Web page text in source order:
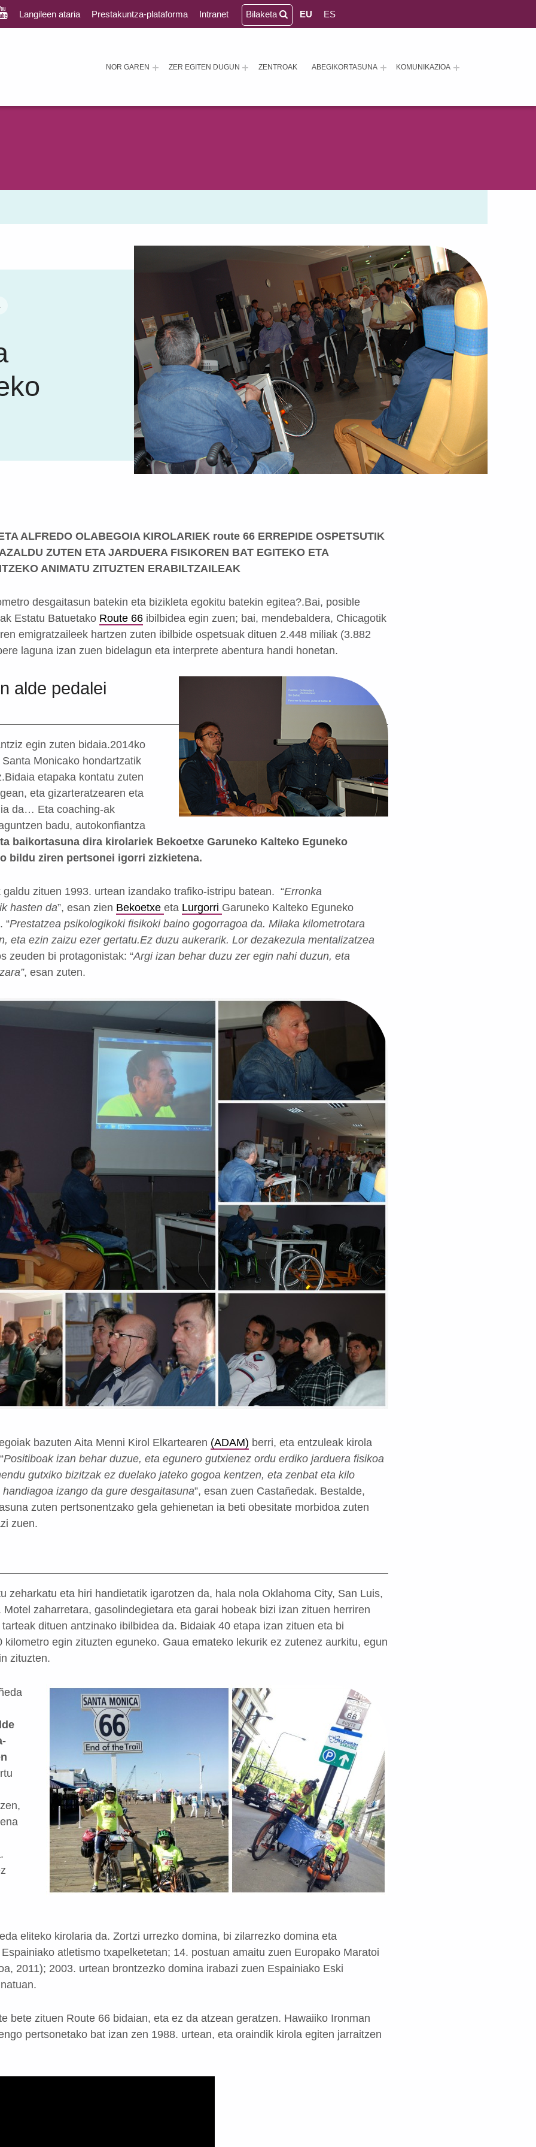
NOR GAREN ZER EGITEN DUGUN ZENTROAK ABEGIKORTASUNA KOMUNIKAZIOA
Langileen ataria Prestakuntza-plataforma Intranet Bilaketa EU ES
ALFREDO OLABEGOIA KIROLARIEK route 66 ERREPIDE OSPETSUTIK
ZUTEN ETA JARDUERA FISIKOREN BAT EGITEKO ETA
ANIMATU ZITUZTEN ERABILTZAILEAK
desgaitasun batekin eta bizikleta egokitu batekin egitea?.Bai, posible
Estatu Batuetako Route 66 ibilbidea egin zuen; bai, mendebaldera, Chicagotik
emigratzaileek hartzen zuten ibilbide ospetsuak dituen 2.448 miliak (3.882
laguna izan zuen bidelagun eta interprete abentura handi honetan.
alde pedalei
egin zuten bidaia.2014ko
Monicako hondartzatik
etapaka kontatu zuten
eta gizarteratzearen eta
da… Eta coaching-ak
badu, autokonfiantza
baikortasuna dira kirolariek Bekoetxe Garuneko Kalteko Eguneko
bildu ziren pertsonei igorri zizkietena.
zituen 1993. urtean izandako trafiko-istripu batean. “Erronka
hasten da”, esan zien Bekoetxe eta Lurgorri Garuneko Kalteko Eguneko
“Prestatzea psikologikoki fisikoki baino gogorragoa da. Milaka kilometrotara
eta ezin zaizu ezer gertatu.Ez duzu aukerarik. Lor dezakezula mentalizatzea
zeuden bi protagonistak: “Argi izan behar duzu zer egin nahi duzun, eta
, esan zuten.
bazuten Aita Menni Kirol Elkartearen (ADAM) berri, eta entzuleak kirola
Positiboak izan behar duzue, eta egunero gutxienez ordu erdiko jarduera fisikoa
gutxiko bizitzak ez duelako jateko gogoa kentzen, eta zenbat eta kilo
izango da gure desgaitasuna”, esan zuen Castañedak. Bestalde,
zuten pertsonentzako gela gehienetan ia beti obesitate morbidoa zuten
zuen.
zeharkatu eta hiri handietatik igarotzen da, hala nola Oklahoma City, San Luis,
zaharretara, gasolindegietara eta garai hobeak bizi izan zituen herriren
dituen antzinako ibilbidea da. Bidaiak 40 etapa izan zituen eta bi
kilometro egin zituzten eguneko. Gaua emateko lekurik ez zutenez aurkitu, egun
zituzten.
eliteko kirolaria da. Zortzi urrezko domina, bi zilarrezko domina eta
atletismo txapelketetan; 14. postuan amaitu zuen Europako Maratoi
2011); 2003. urtean brontzezko domina irabazi zuen Espainiako Eski
bete zituen Route 66 bidaian, eta ez da atzean geratzen. Hawaiiko Ironman
pertsonetako bat izan zen 1988. urtean, eta oraindik kirola egiten jarraitzen